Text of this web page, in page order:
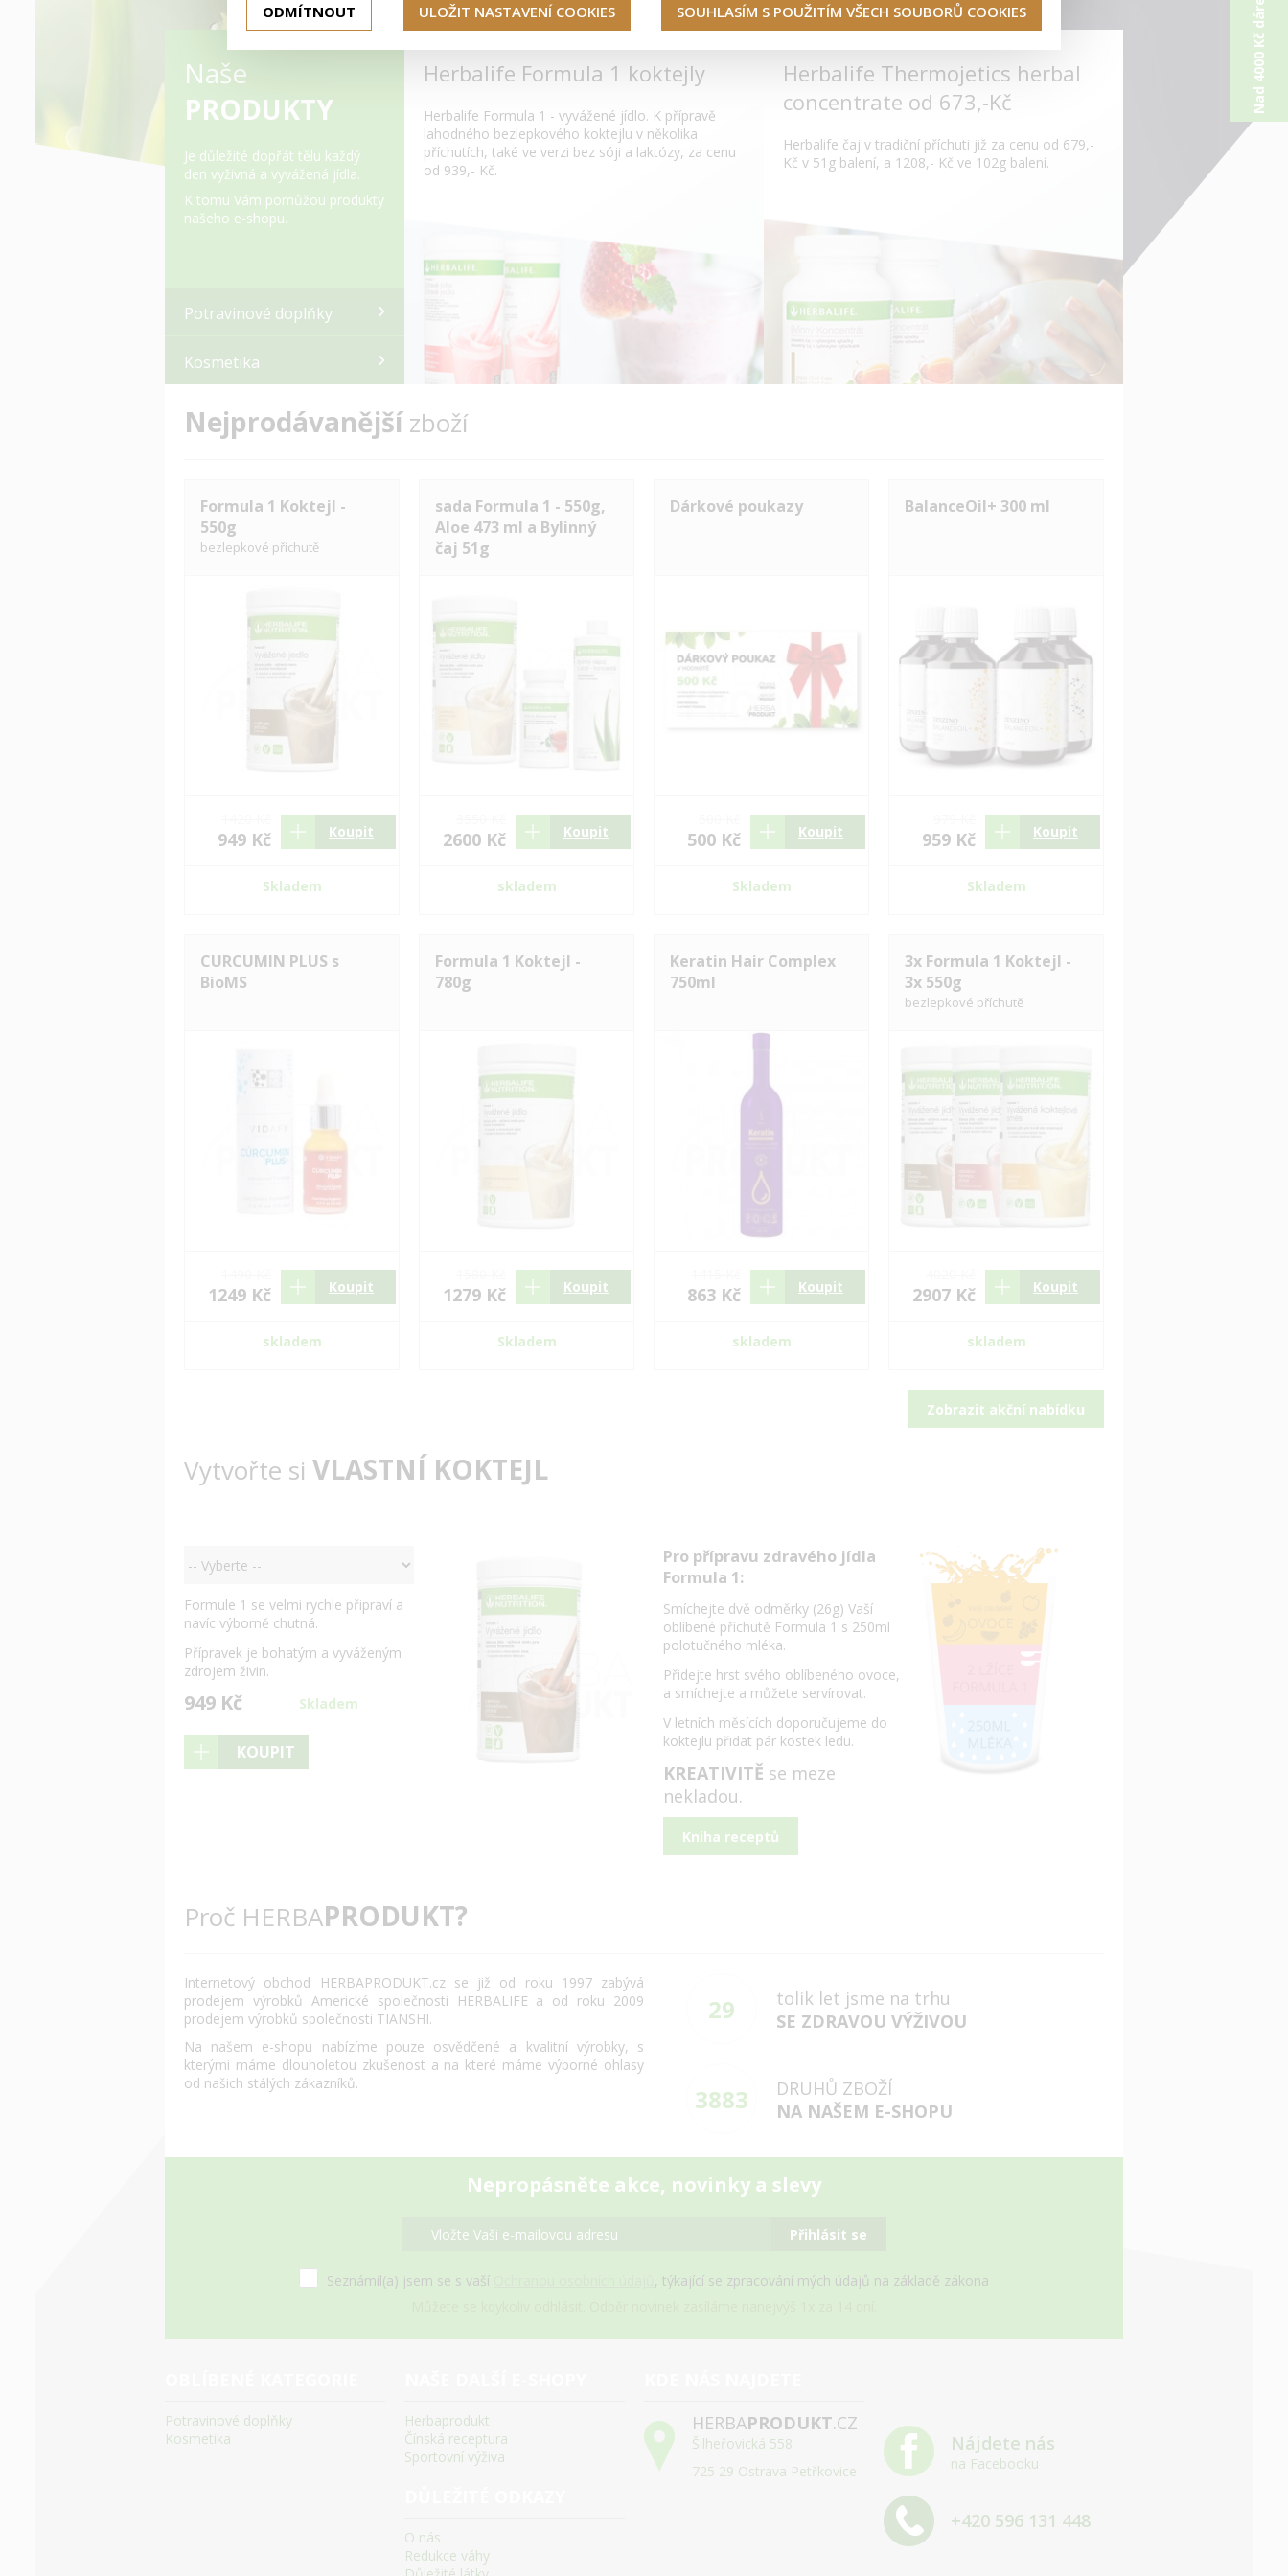
Naše
PRODUKTY
Je důležité dopřát tělu každý
den vyživná a vyvážená jídla.
K tomu Vám pomůžou produkty
našeho e-shopu.
Potravinové doplňky
Kosmetika
Herbalife Formula 1 koktejly
Herbalife Formula 1 - vyvážené jídlo. K přípravě
lahodného bezlepkového koktejlu v několika
příchutích, také ve verzi bez sóji a laktózy, za cenu
od 939,- Kč.
Herbalife Thermojetics herbal
concentrate od 673,-Kč
Herbalife čaj v tradiční příchuti již za cenu od 679,-
Kč v 51g balení, a 1208,- Kč ve 102g balení.
Nejprodávanějšízboží
Formula 1 Koktejl -
550g
bezlepkové příchutě
949 Kč Koupit
Skladem
sada Formula 1 - 550g,
Aloe 473 ml a Bylinný
čaj 51g
2600 Kč Koupit
skladem
Dárkové poukazy
500 Kč Koupit
Skladem
BalanceOil+ 300 ml
959 Kč Koupit
Skladem
CURCUMIN PLUS s
BioMS
1249 Kč Koupit
skladem
Formula 1 Koktejl -
780g
1279 Kč Koupit
Skladem
Keratin Hair Complex
750ml
863 Kč Koupit
skladem
3x Formula 1 Koktejl -
3x 550g
bezlepkové příchutě
2907 Kč Koupit
skladem
Zobrazit akční nabídku
Vytvořte si VLASTNÍ KOKTEJL
Formule 1 se velmi rychle připraví a
navíc výborně chutná.
Přípravek je bohatým a vyváženým
zdrojem živin.
949 Kč Skladem
KOUPIT
Pro přípravu zdravého jídla
Formula 1:
Smíchejte dvě odměrky (26g) Vaší
oblíbené příchutě Formula 1 s 250ml
polotučného mléka.
Přidejte hrst svého oblíbeného ovoce,
a smíchejte a můžete servírovat.
V letních měsících doporučujeme do
koktejlu přidat pár kostek ledu.
KREATIVITĚ se meze
nekladou.
Kniha receptů
Proč HERBAPRODUKT?
Internetový obchod HERBAPRODUKT.cz se již od roku 1997 zabývá
prodejem výrobků Americké společnosti HERBALIFE a od roku 2009
prodejem výrobků společnosti TIANSHI.
Na našem e-shopu nabízíme pouze osvědčené a kvalitní výrobky, s
kterými máme dlouholetou zkušenost a na které máme výborné ohlasy
od našich stálých zákazníků.
29
tolik let jsme na trhu
SE ZDRAVOU VÝŽIVOU
3883
DRUHŮ ZBOŽÍ
NA NAŠEM E-SHOPU
Nepropásněte akce, novinky a slevy
Přihlásit se
Seznámil(a) jsem se s vaší
, týkající se zpracování mých údajů na základě zákona
Potravinové doplňky
Kosmetika
Herbaprodukt
Čínská receptura
Sportovní výživa
O nás
Redukce váhy
HERBAPRODUKT.CZ
Šilheřovická 558
725 29 Ostrava Petřkovice
Nájdete nás
na Facebooku
+420 596 131 448
ODMÍTNOUT ULOŽIT NASTAVENÍ COOKIES SOUHLASÍM S POUŽITÍM VŠECH SOUBORŮ COOKIES